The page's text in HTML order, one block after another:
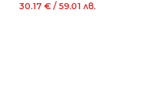
30.17 € / 59.01 лв.